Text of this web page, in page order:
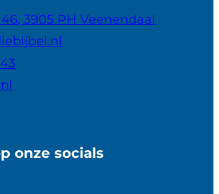
3905 PH Veenendaal
onze socials